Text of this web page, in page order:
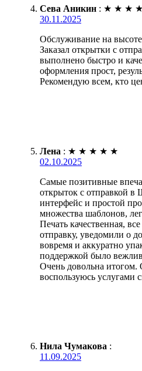
Сева Аникин : ★ ★ ★ ★
30.11.2025
Обслуживание на
Заказал открытки с
выполнено быстро и
оформления прост,
Рекомендую всем, кто
Лена : ★ ★ ★ ★ ★
02.10.2025
Самые позитивные
открыток с отправкой в
интерфейс и простой
множества шаблонов,
Печать качественная,
отправку, уведомили о
вовремя и аккуратно
поддержкой было
Очень довольна итогом.
воспользуюсь услугами
Нила Чумакова :
11.09.2025